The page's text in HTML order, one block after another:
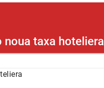
noua taxa hoteliera